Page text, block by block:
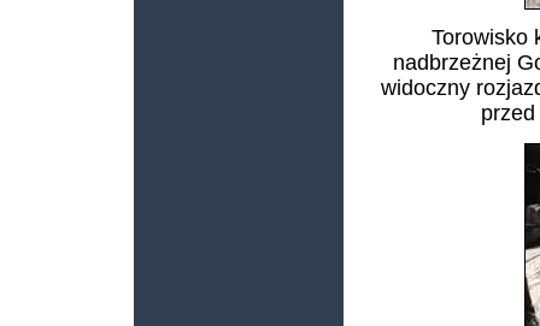
Torowisko
nadbrzeżnej
widoczny